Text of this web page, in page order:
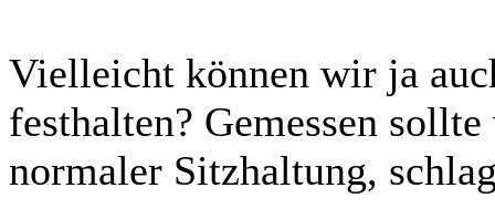
Vielleicht können wir ja
festhalten? Gemessen
normaler Sitzhaltung,